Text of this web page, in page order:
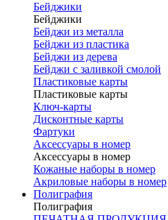
Бейджики
Бейджики
Бейджи из металла
Бейджи из пластика
Бейджи из дерева
Бейджи с заливкой смолой
Пластиковые карты
Пластиковые карты
Ключ-карты
Дисконтные карты
Фартуки
Аксессуары в номер
Аксессуары в номер
Кожаные наборы в номер
Акриловые наборы в номер
Полиграфия
Полиграфия